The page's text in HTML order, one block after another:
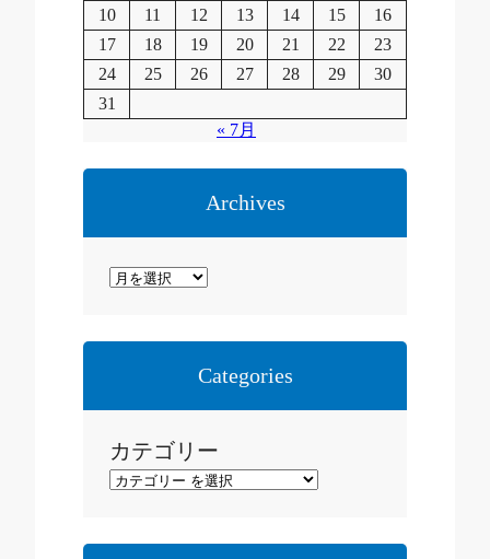
10
11 12 13 14 15
16
17
18 19 20 21 22
23
24
25 26 27 28 29
30
31
« 7月
Archives
ア
カ
Categories
カテゴリー